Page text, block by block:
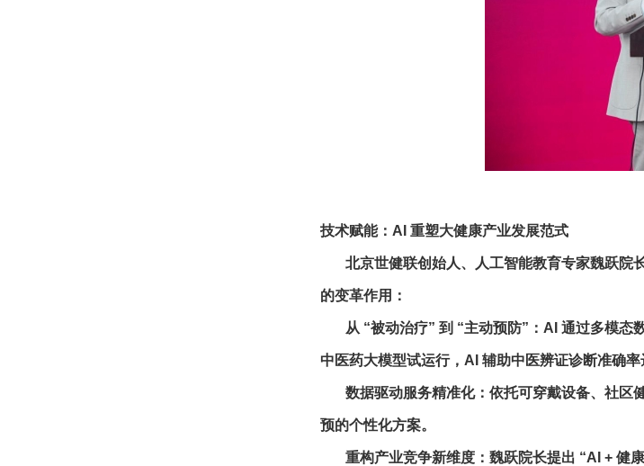
技术赋能：AI 重塑大健康产业发展范式
北京世健联创始人、人工智能教育专家魏跃院
的变革作用：
从 “被动治疗” 到 “主动预防”：AI 通过多模态
中医药大模型试运行，AI 辅助中医辨证诊断准确率
数据驱动服务精准化：依托可穿戴设备、社区
预的个性化方案。
重构产业竞争新维度：魏跃院长提出 “AI + 健康